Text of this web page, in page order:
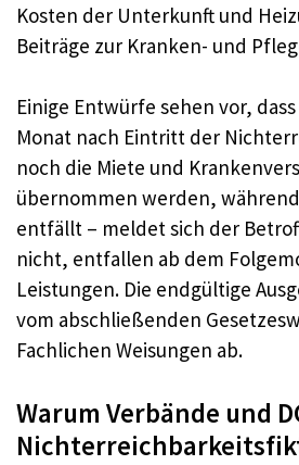
Kosten der Unterkunft und
Beiträge zur Kranken- und
Einige Entwürfe sehen vor,
Monat nach Eintritt der
noch die Miete und
übernommen werden,
entfällt – meldet sich der
nicht, entfallen ab dem
Leistungen. Die endgültige
vom abschließenden
Fachlichen Weisungen ab.
Warum Verbände und